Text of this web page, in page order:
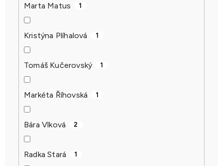
Marta Matus 1
Kristýna Plíhalová 1
Tomáš Kučerovský 1
Markéta Říhovská 1
Bára Vlková 2
Radka Stará 1